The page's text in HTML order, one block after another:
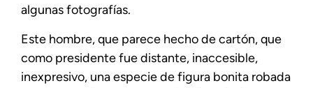
algunas fotografías.
Este hombre, que parece hecho de cartón, que
como presidente fue distante, inaccesible,
inexpresivo, una especie de figura bonita robada